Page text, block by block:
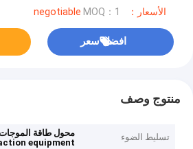
الأسعار：negotiable MOQ：1
افضل سعر
منتوج وصف
تسليط الضوء محول طاقة
equipment